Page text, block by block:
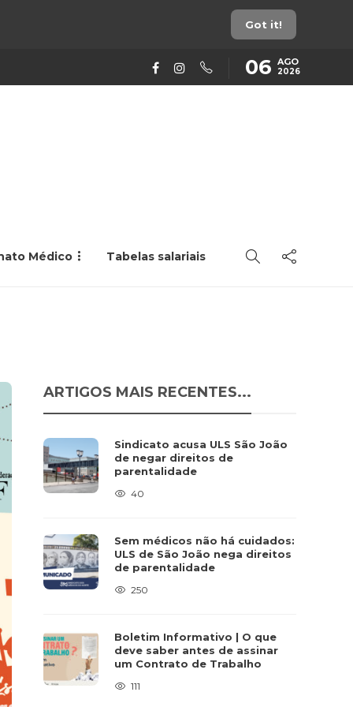
Got it!
06 AGO
2026
Médico Tabelas salariais
ARTIGOS MAIS RECENTES...
Sindicato acusa ULS São João
de negar direitos de
parentalidade
40
Sem médicos não há cuidados:
ULS de São João nega direitos
de parentalidade
250
Boletim Informativo | O que
deve saber antes de assinar
um Contrato de Trabalho
111